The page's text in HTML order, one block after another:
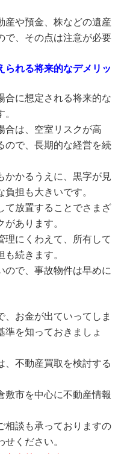
産や預金、株などの遺産
で、その点は注意が必要
られる将来的なデメリッ
合に想定される将来的な
合は、空室リスクが高
ので、長期的な経営を続
かかるうえに、黒字が見
担も大きいです。
て放置することでさまざ
あります。
理にくわえて、所有して
続きます。
ので、事故物件は早めに
お金が出ていってしま
準を知っておきましょ
、不動産買取を検討する
敷市を中心に不動産情報
相談も承っておりますの
ください。